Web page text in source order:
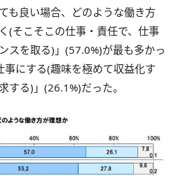
も良い場合、どのような働き方
(そこそこの仕事・責任で、仕事
スを取る)」(57.0%)が最も多かっ
にする(趣味を極めて収益化す
する)」(26.1%)だった。